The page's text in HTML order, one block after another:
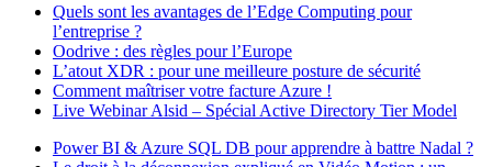
Quels sont les avantages de l’Edge Computing pour
l’entreprise ?
Oodrive : des règles pour l’Europe
L’atout XDR : pour une meilleure posture de sécurité
Comment maîtriser votre facture Azure !
Live Webinar Alsid – Spécial Active Directory Tier Model
Power BI & Azure SQL DB pour apprendre à battre Nadal ?